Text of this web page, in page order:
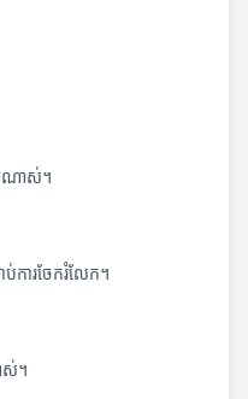
ណាស់។
ារចែករំលែក។
ស់។